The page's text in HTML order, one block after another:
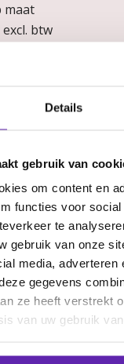
Details
gebruik van
om content en
functies voor
te
gebruik van onze
media, adverteren
gegevens
ze heeft verstrekt
van uw gebruik
maat
excl. btw
kantoren of
meerdere
plan,
situatie met
een